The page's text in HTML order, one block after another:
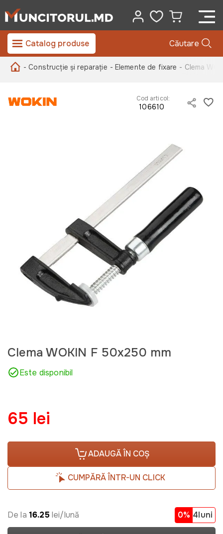
Catalog produse Căutare
- Construcție și reparație - Elemente de fixare - Clema
Cod articol:
106610
Clema WOKIN F 50x250 mm
Este disponibil
65 lei
ADAUGĂ ÎN COȘ
CUMPĂRĂ ÎNTR-UN CLICK
De la 16.25 lei/lună 0% 4luni